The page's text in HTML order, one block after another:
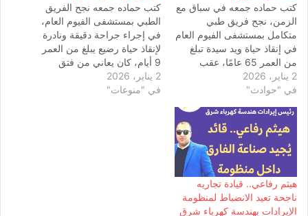
كتب حماده جمعه في سباق مع
الزمن، نجح فريق طبي
متكامل بمستشفى الفيوم العام
في إنقاذ حياة ويد سيدة تبلغ
من العمر 65 عامًا، عقب
تعرضها لسقوط من ارتفاع أدى
إلى إصابات بالغة كادت أن
معقدة وخطر فقدان اليد
وصلت السيدة إلى المستشفى
وهي تعاني…
2 يناير، 2026
في "حوادث"
كتب حماده جمعه نجح الفريق
الطبي بمستشفى الفيوم العام،
في إجراء جراحة دقيقة ونادرة
لإنقاذ حياة رضيع يبلغ من العمر
9 أيام، كان يعاني من فتق
خلقي بالحجاب الحاجز وذلك
في إنجاز طبي يعكس مستوى
2 يناير، 2026
في "منوعات"
هيثم رفاعي.. قيادة تجاريه
ناجحة تعيد الانضباط لمنظومة
الإيرادات بهندسة كهرباء شرق